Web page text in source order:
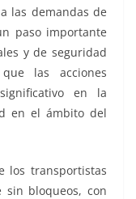
las demandas de
paso importante
y de seguridad
las acciones
en la
en el ámbito del
los transportistas
sin bloqueos, con